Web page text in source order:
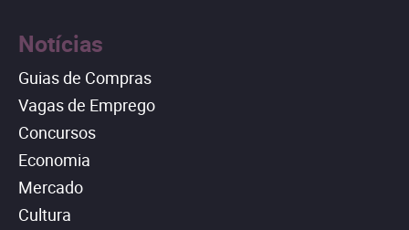
Notícias
Guias de Compras
Vagas de Emprego
Concursos
Economia
Mercado
Cultura